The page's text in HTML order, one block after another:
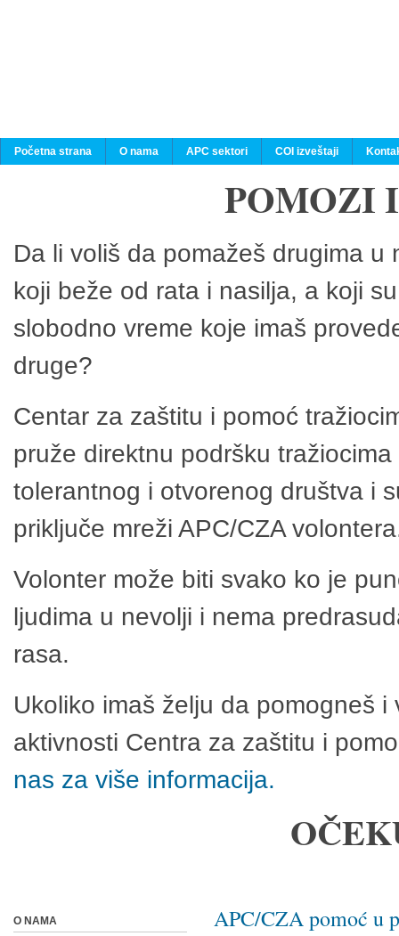
Početna strana O nama APC sektori COI izveštaji
POMOZI
Da li voliš da pomažeš drugima
koji beže od rata i nasilja, a koji
slobodno vreme koje imaš
druge?
Centar za zaštitu i pomoć
pruže direktnu podršku
tolerantnog i otvorenog društva i
priključe mreži APC/CZA
Volonter može biti svako ko je
ljudima u nevolji i nema
rasa.
Ukoliko imaš želju da pomogneš
aktivnosti Centra za zaštitu i
nas za više informacija.
APC/CZA pomoć u
O NAMA